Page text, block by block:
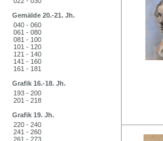
Gemälde 20.-21. Jh.
040 - 060
061 - 080
081 - 100
101 - 120
121 - 140
141 - 160
161 - 181
Grafik 16.-18. Jh.
193 - 200
201 - 218
Grafik 19. Jh.
220 - 240
241 - 260
261 - 273